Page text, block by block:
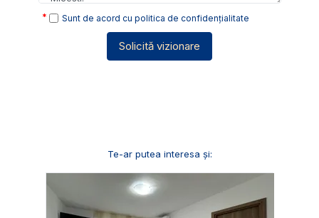
Sunt de acord cu politica de confidențialitate
Solicită vizionare
Te-ar putea interesa și: